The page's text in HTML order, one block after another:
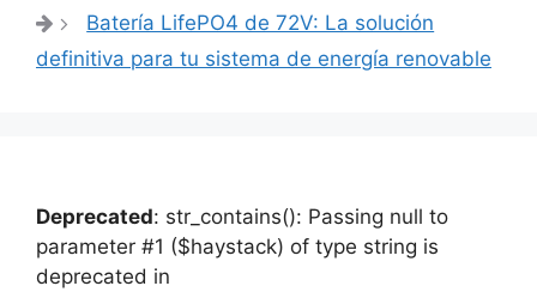
Batería LifePO4 de 72V: La solución
definitiva para tu sistema de energía renovable
Deprecated: str_contains(): Passing null to
parameter #1 ($haystack) of type string is
deprecated in